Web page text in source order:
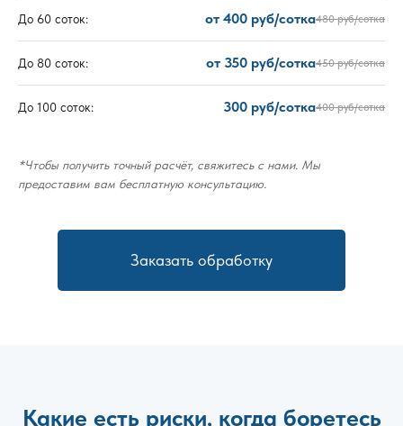
До 60 соток: от 400 руб/сотка480 руб/сотка
До 80 соток: от 350 руб/сотка450 руб/сотка
До 100 соток: 300 руб/сотка400 руб/сотка
*Чтобы получить точный расчёт, свяжитесь с нами. Мы
предоставим вам бесплатную консультацию.
Заказать обработку
Какие есть риски, когда боретесь